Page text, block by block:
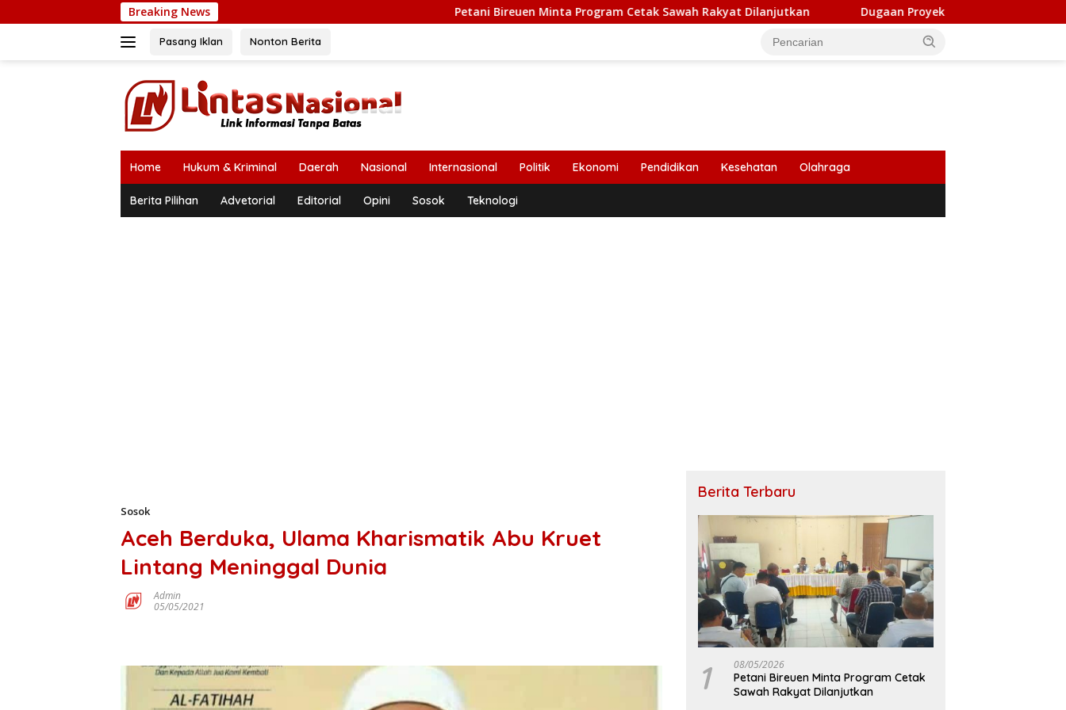
ke
Breaking News Petani Bireuen Minta Program Cetak Sawah Rakyat Dilanjutkan Dugaan Proyek Aneuk Lueng di Bireuen Dikerjakan
Pasang Iklan Nonton Berita
Home Hukum & Kriminal Daerah Nasional Internasional Politik Ekonomi Pendidikan Kesehatan Olahraga
Berita Pilihan Advetorial Editorial Opini Sosok Teknologi
Sosok
Aceh Berduka, Ulama Kharismatik Abu Kruet
Lintang Meninggal Dunia
Admin
05/05/2021
Berita Terbaru
1 08/05/2026
Petani Bireuen Minta Program Cetak
Sawah Rakyat Dilanjutkan